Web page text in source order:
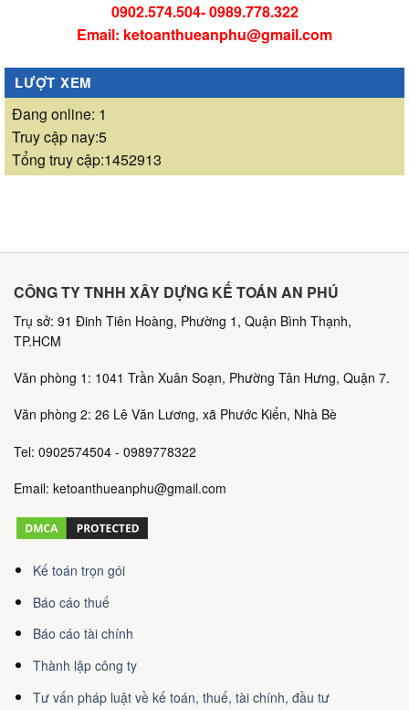
0902.574.504- 0989.778.322
Email: ketoanthueanphu@gmail.com
LƯỢT XEM
Đang online: 1
Truy cập nay:5
Tổng truy cập:1452913
CÔNG TY TNHH XÂY DỰNG KẾ TOÁN AN PHÚ
Trụ sở: 91 Đinh Tiên Hoàng, Phường 1, Quận Bình Thạnh,
TP.HCM
Văn phòng 1: 1041 Trần Xuân Soạn, Phường Tân Hưng, Quận 7.
Văn phòng 2: 26 Lê Văn Lương, xã Phước Kiển, Nhà Bè
Tel: 0902574504 - 0989778322
Email: ketoanthueanphu@gmail.com
Kế toán trọn gói
Báo cáo thuế
Báo cáo tài chính
Thành lập công ty
Tư vấn pháp luật về kế toán, thuế, tài chính, đầu tư